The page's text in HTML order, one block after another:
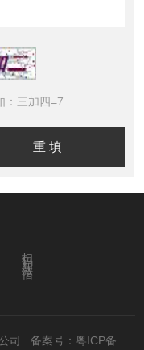
：三加四=7
扫码加微信
司 备案号：粤ICP备